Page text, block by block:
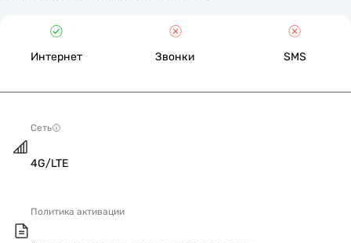
Интернет Звонки SMS
Сеть
4G/LTE
Политика активации